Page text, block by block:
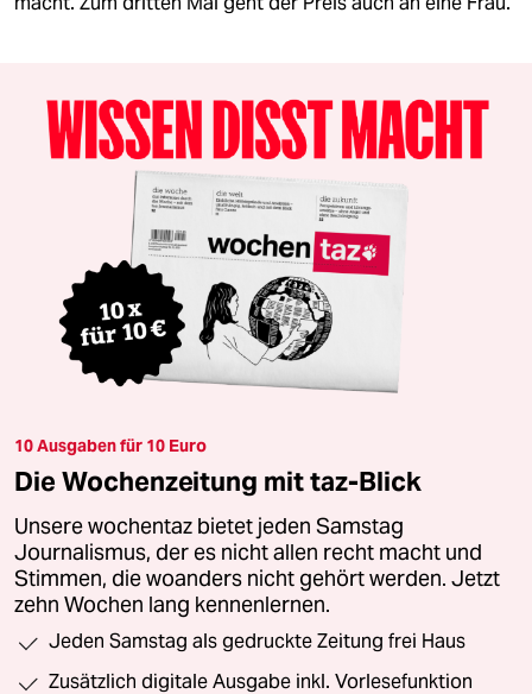
10 Ausgaben für 10 Euro
Die Wochenzeitung mit taz-Blick
Unsere wochentaz bietet jeden Samstag
Journalismus, der es nicht allen recht macht und
Stimmen, die woanders nicht gehört werden. Jetzt
zehn Wochen lang kennenlernen.
Jeden Samstag als gedruckte Zeitung frei Haus
Zusätzlich digitale Ausgabe inkl. Vorlesefunktion